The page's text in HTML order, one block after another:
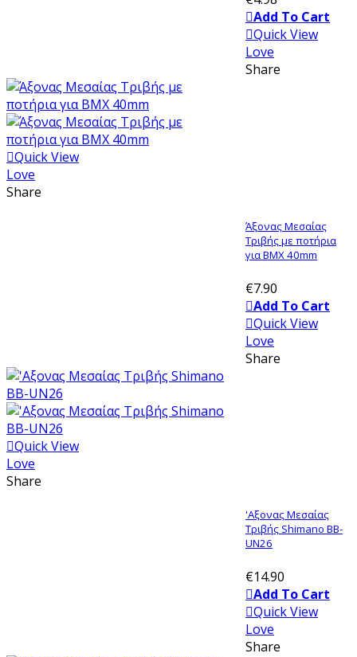
Add To Cart
Quick View
Love
Share
Quick View
Love
Share
Άξονας Μεσαίας
Τριβής με ποτήρια
για ΒΜΧ 40mm
€7.90
Add To Cart
Quick View
Love
Share
Quick View
Love
Share
'Αξονας Μεσαίας
Τριβής Shimano BB-
UN26
€14.90
Add To Cart
Quick View
Love
Share